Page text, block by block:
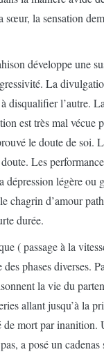
sœur, la sensation
développe une
La
disqualifier l’autre.
est très mal vécue
le doute de soi.
Les
dépression légère ou
chagrin d’amour
durée.
( passage à la
phases diverses.
la vie du
allant jusqu’à la
de mort par inanition.
a posé un